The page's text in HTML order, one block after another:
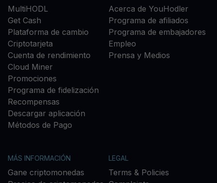
MultiHODL
Get Cash
Plataforma de cambio
Criptotarjeta
Cuenta de rendimiento
Cloud Miner
Promociones
Programa de fidelización
Recompensas
Descargar aplicación
Métodos de Pago
Acerca de YouHodler
Programa de afiliados
Programa de embajadores
Empleo
Prensa y Medios
MÁS INFORMACIÓN
Gane criptomonedas
LEGAL
Terms & Policies